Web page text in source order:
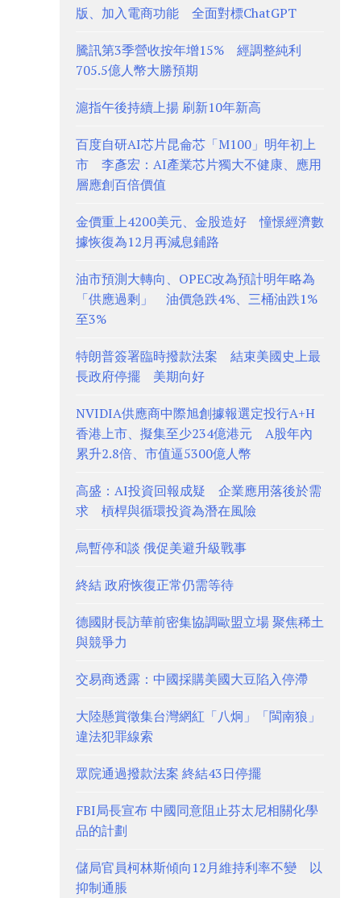
版、加入電商功能 全面對標ChatGPT
騰訊第3季營收按年增15% 經調整純利
705.5億人幣大勝預期
滬指午後持續上揚 刷新10年新高
百度自研AI芯片昆侖芯「M100」明年初上
市 李彥宏：AI產業芯片獨大不健康、應用
層應創百倍價值
金價重上4200美元、金股造好 憧憬經濟數
據恢復為12月再減息鋪路
油市預測大轉向、OPEC改為預計明年略為
「供應過剩」 油價急跌4%、三桶油跌1%
至3%
特朗普簽署臨時撥款法案 結束美國史上最
長政府停擺 美期向好
NVIDIA供應商中際旭創據報選定投行A+H
香港上市、擬集至少234億港元 A股年內
累升2.8倍、市值逼5300億人幣
高盛：AI投資回報成疑 企業應用落後於需
求 槓桿與循環投資為潛在風險
烏暫停和談 俄促美避升級戰事
終結 政府恢復正常仍需等待
德國財長訪華前密集協調歐盟立場 聚焦稀土
與競爭力
交易商透露：中國採購美國大豆陷入停滯
大陸懸賞徵集台灣網紅「八炯」「閩南狼」
違法犯罪線索
眾院通過撥款法案 終結43日停擺
FBI局長宣布 中國同意阻止芬太尼相關化學
品的計劃
儲局官員柯林斯傾向12月維持利率不變 以
抑制通脹